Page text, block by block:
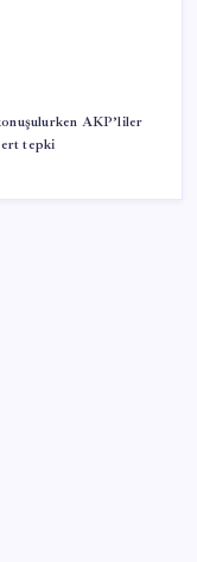
AKP’liler
tepki